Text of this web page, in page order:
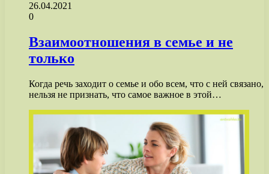
26.04.2021
0
Взаимоотношения в семье и не
только
Когда речь заходит о семье и обо всем, что с ней связано,
нельзя не признать, что самое важное в этой…